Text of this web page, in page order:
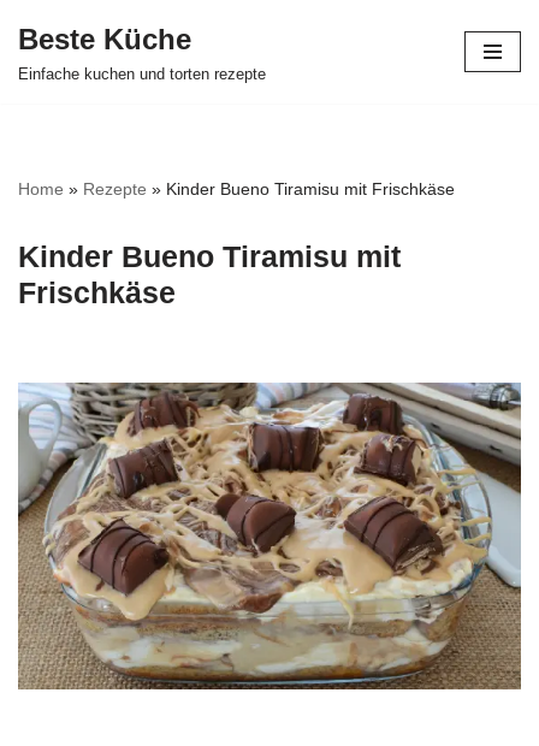
Zum
Beste Küche
Einfache kuchen und torten rezepte
Home » Rezepte » Kinder Bueno Tiramisu mit Frischkäse
Kinder Bueno Tiramisu mit
Frischkäse